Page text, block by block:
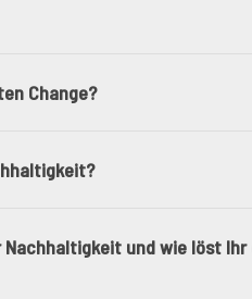
Change?
und wie löst Ihr